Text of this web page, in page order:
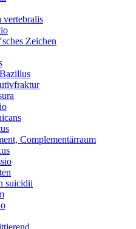
vertebralis
Zeichen
Complementärraum
suicidii